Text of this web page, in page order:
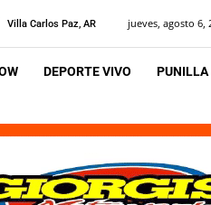
Villa Carlos Paz, AR jueves, agosto 6,
DEPORTE VIVO PUNILLA